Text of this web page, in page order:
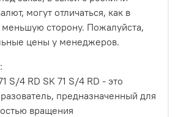
могут отличаться, как в
сторону. Пожалуйста,
цены у менеджеров.
S/4 RD SK 71 S/4 RD - это
предназначенный для
вращения